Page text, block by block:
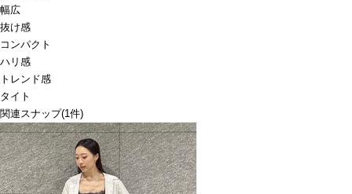
幅広
抜け感
コンパクト
ハリ感
トレンド感
タイト
関連スナップ(1件)